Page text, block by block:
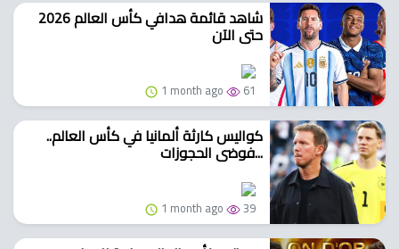
شاهد قائمة هدافي كأس العالم 2026
حتى الآن
1 month ago 61
كواليس كارثة ألمانيا في كأس العالم..
فوضى الحجوزات...
1 month ago 39